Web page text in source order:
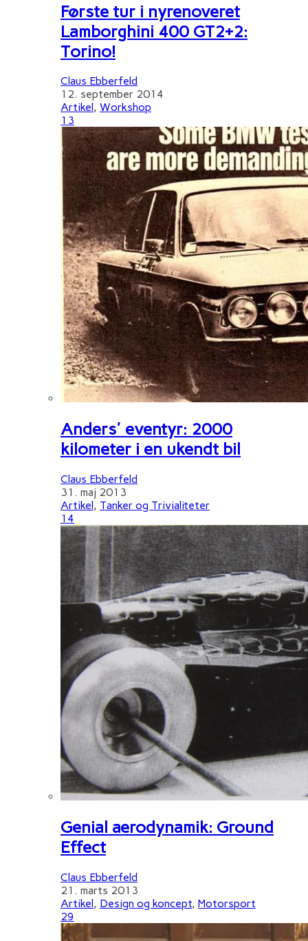
Første tur i nyrenoveret
Lamborghini 400 GT2+2:
Torino!
Claus Ebberfeld
12. september 2014
Artikel , Workshop
13
Anders' eventyr: 2000
kilometer i en ukendt bil
Claus Ebberfeld
31. maj 2013
Artikel , Tanker og Trivialiteter
14
Genial aerodynamik: Ground
Effect
Claus Ebberfeld
21. marts 2013
Artikel, Design og koncept, Motorsport
29